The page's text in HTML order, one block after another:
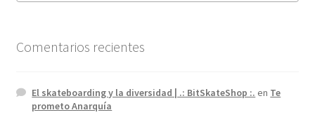
Comentarios recientes
El skateboarding y la diversidad | .: BitSkateShop :. en Te
prometo Anarquía